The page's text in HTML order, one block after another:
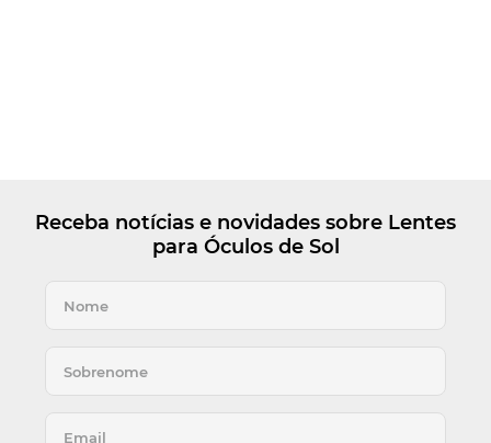
Receba notícias e novidades sobre Lentes
para Óculos de Sol